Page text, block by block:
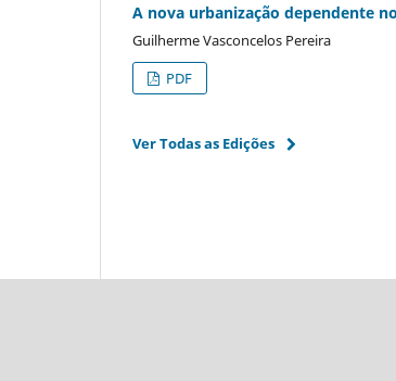
A nova urbanização dependente
Guilherme Vasconcelos Pereira
PDF
Ver Todas as Edições